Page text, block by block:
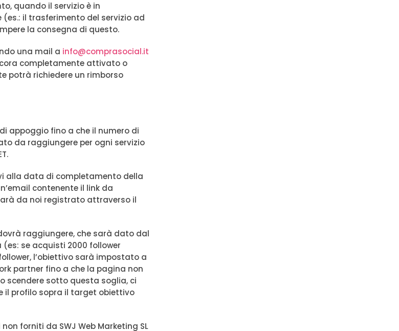
quando il servizio è in
il trasferimento del servizio ad
la consegna di questo.
una mail a info@comprasocial.it
completamente attivato o
potrà richiedere un rimborso
appoggio fino a che il numero di
da raggiungere per ogni servizio
alla data di completamento della
contenente il link da
da noi registrato attraverso il
raggiungere, che sarà dato dal
se acquisti 2000 follower
l’obiettivo sarà impostato a
partner fino a che la pagina non
scendere sotto questa soglia, ci
il profilo sopra il target obiettivo
forniti da SWJ Web Marketing SL